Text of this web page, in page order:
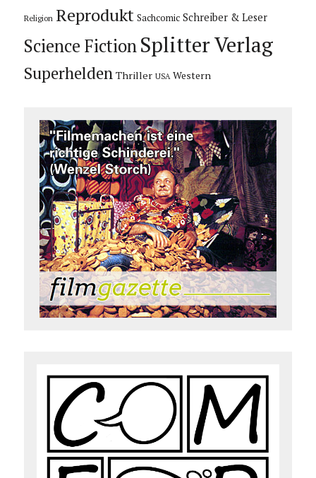
Religion Reprodukt Sachcomic Schreiber & Leser
Science Fiction Splitter Verlag
Superhelden Thriller USA Western